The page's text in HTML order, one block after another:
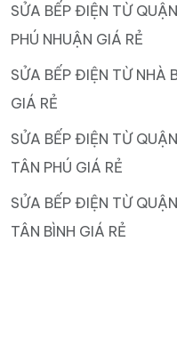
SỬA BẾP ĐIỆN TỪ QUẬN
PHÚ NHUẬN GIÁ RẺ
SỬA BẾP ĐIỆN TỪ NHÀ
GIÁ RẺ
SỬA BẾP ĐIỆN TỪ QUẬN
TÂN PHÚ GIÁ RẺ
SỬA BẾP ĐIỆN TỪ QUẬN
TÂN BÌNH GIÁ RẺ